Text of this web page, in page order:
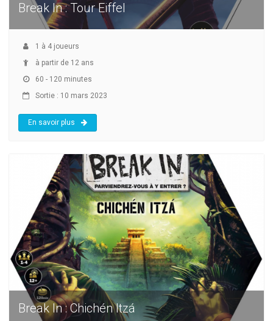
Break In : Tour Eiffel
1 à 4 joueurs
à partir de 12 ans
60 - 120 minutes
Sortie : 10 mars 2023
En savoir plus
Break In : Chichén Itzá